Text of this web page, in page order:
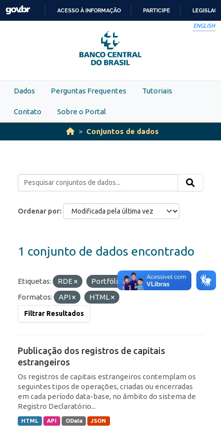
Skip to main content
PARA
O
CONTEÚDO
ACESSO À INFORMAÇÃO PARTICIPE
ENGLISH
Dados Perguntas Frequentes Tutoriais
Contato Sobre o Portal
Conjuntos de dados
Ordenar por
1 conjunto de dados encontrado
Etiquetas: RDE Portfólio
ROF
Formatos:
API HTML
Filtrar Resultados
Publicação dos registros de capitais
estrangeiros
Os registros de capitais estrangeiros contemplam os
seguintes tipos de operações, criadas ou encerradas
em cada período data-base, no âmbito do sistema de
Registro Declaratório...
HTML API OData JSON